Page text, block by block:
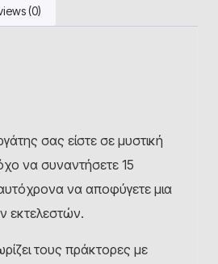
(0)
σας είστε σε μυστική
να συναντήσετε 15
να αποφύγετε μια
εκτελεστών.
τους πράκτορες με